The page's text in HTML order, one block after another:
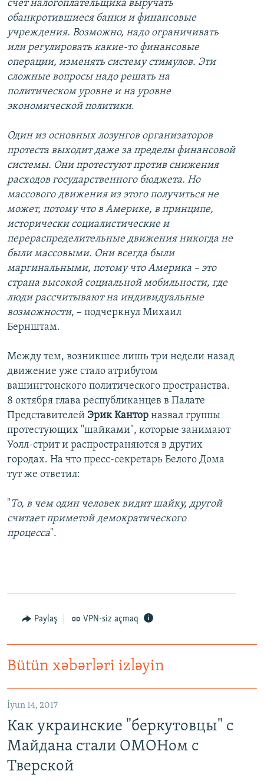
счет налогоплательщика выручать
обанкротившиеся банки и финансовые
учреждения. Возможно, надо ограничивать
или регулировать какие-то финансовые
операции, изменять систему стимулов. Эти
сложные вопросы надо решать на
политическом уровне и на уровне
экономической политики.
Один из основных лозунгов организаторов
протеста выходит даже за пределы финансовой
системы. Они протестуют против снижения
расходов государственного бюджета. Но
массового движения из этого получиться не
может, потому что в Америке, в принципе,
исторически социалистические и
перераспределительные движения никогда не
были массовыми. Они всегда были
маргинальными, потому что Америка – это
страна высокой социальной мобильности, где
люди рассчитывают на индивидуальные
возможности, – подчеркнул Михаил
Бернштам.
Между тем, возникшее лишь три недели назад
движение уже стало атрибутом
вашингтонского политического пространства.
8 октября глава республиканцев в Палате
Представителей Эрик Кантор назвал группы
протестующих "шайками", которые занимают
Уолл-стрит и распространяются в других
городах. На что пресс-секретарь Белого Дома
тут же ответил:
"То, в чем один человек видит шайку, другой
считает приметой демократического
процесса".
Paylaş VPN-siz açmaq
Bütün xəbərləri izləyin
İyun 14, 2017
Как украинские "беркутовцы" с
Майдана стали ОМОНом с
Тверской